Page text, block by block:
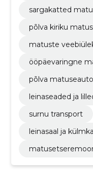
sargakatted
põlva kiriku
matuste
ööpäevaringne
põlva
leinaseaded ja
surnu transport
leinasaal ja